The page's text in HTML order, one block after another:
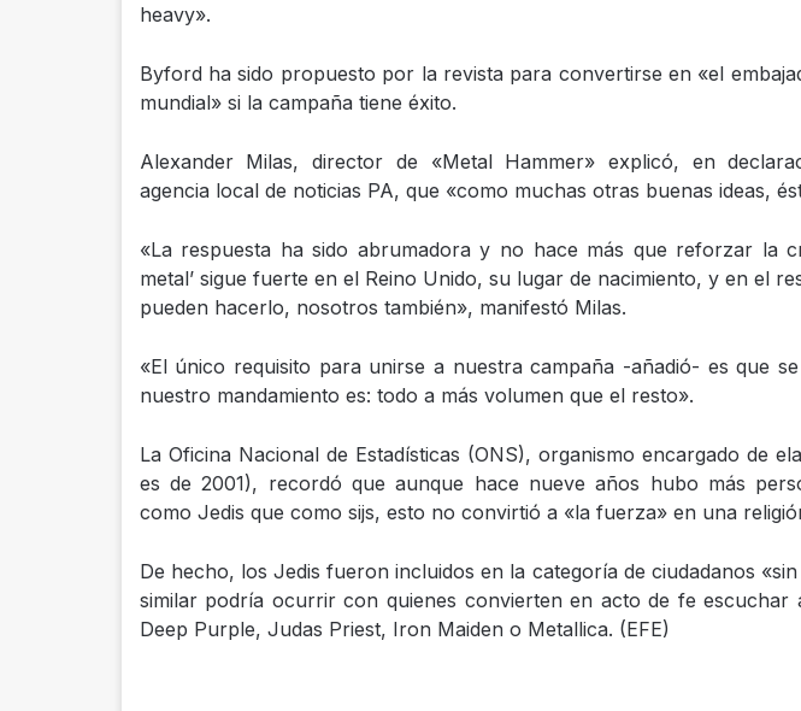
heavy».
Byford ha sido propuesto por la revista para convertirse en «el
mundial» si la campaña tiene éxito.
Alexander Milas, director de «Metal Hammer» explicó, en
agencia local de noticias PA, que «como muchas otras buenas ideas,
«La respuesta ha sido abrumadora y no hace más que reforzar la
metal’ sigue fuerte en el Reino Unido, su lugar de nacimiento, y en el
pueden hacerlo, nosotros también», manifestó Milas.
«El único requisito para unirse a nuestra campaña -añadió- es que se
nuestro mandamiento es: todo a más volumen que el resto».
La Oficina Nacional de Estadísticas (ONS), organismo encargado de
es de 2001), recordó que aunque hace nueve años hubo más
como Jedis que como sijs, esto no convirtió a «la fuerza» en una
De hecho, los Jedis fueron incluidos en la categoría de ciudadanos
similar podría ocurrir con quienes convierten en acto de fe escuchar
Deep Purple, Judas Priest, Iron Maiden o Metallica. (EFE)